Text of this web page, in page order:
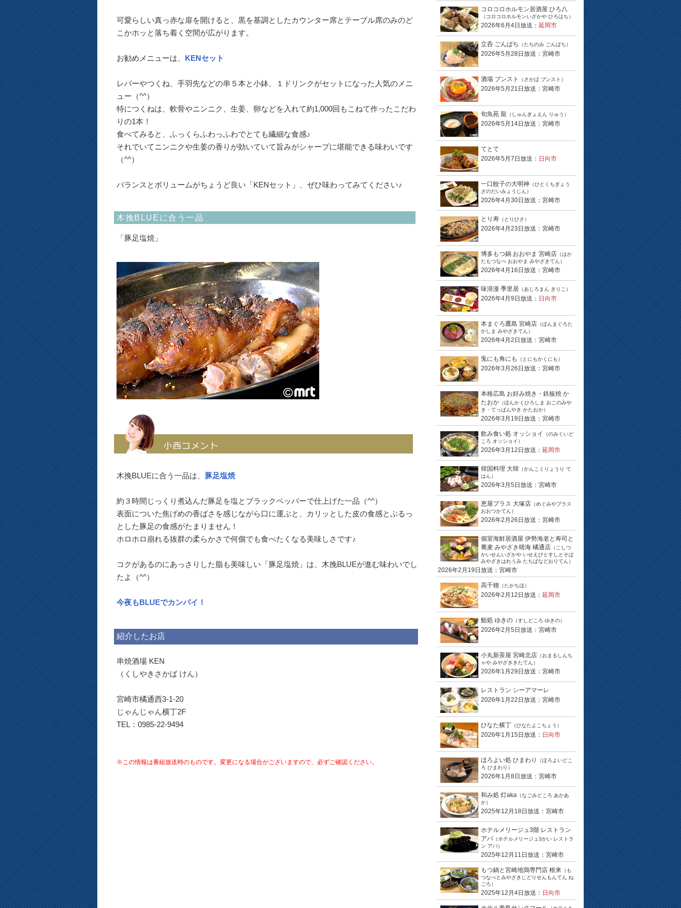
可愛らしい真っ赤な扉を開けると、黒を基調としたカウンター席とテーブル席のみのど
こかホッと落ち着く空間が広がります。
お勧めメニューは、 KENセット
レバーやつくね、手羽先などの串５本と小鉢、１ドリンクがセットになった人気のメニ
ュー（^^）
特につくねは、軟骨やニンニク、生姜、卵などを入れて約1,000回もこねて作ったこだわ
りの1本！
食べてみると、ふっくらふわっふわでとても繊細な食感♪
それでいてニンニクや生姜の香りが効いていて旨みがシャープに堪能できる味わいです
（^^）
バランスとボリュームがちょうど良い「KENセット」、ぜひ味わってみてください♪
木挽BLUEに合う一品
「豚足塩焼」
木挽BLUEに合う一品は、 豚足塩焼
約３時間じっくり煮込んだ豚足を塩とブラックペッパーで仕上げた一品（^^）
表面についた焦げめの香ばさを感じながら口に運ぶと、カリッとした皮の食感とぷるっ
とした豚足の食感がたまりません！
ホロホロ崩れる抜群の柔らかさで何個でも食べたくなる美味しさです♪
コクがあるのにあっさりした脂も美味しい「豚足塩焼」は、木挽BLUEが進む味わいでし
たよ（^^）
今夜もBLUEでカンパイ！
紹介したお店
串焼酒場 KEN
（くしやきさかば けん）
宮崎市橘通西3-1-20
じゃんじゃん横丁2F
TEL：0985-22-9494
※この情報は番組放送時のものです。変更になる場合がございますので、必ずご確認ください。
コロコロホルモン居酒屋 ひろ八
（コロコロホルモンいざかや ひろはち）
2026年6月4日放送： 延岡市
立呑 ごんぱち （たちのみ ごんぱち）
2026年5月28日放送：宮崎市
酒場 ブンスト （さかば ブンスト）
2026年5月21日放送：宮崎市
旬魚苑 龍 （しゅんぎょえん りゅう）
2026年5月14日放送：宮崎市
てとて
2026年5月7日放送： 日向市
一口餃子の大明神 （ひとくちぎょう
ざのだいみょうじん）
2026年4月30日放送：宮崎市
とり寿 （とりひさ）
2026年4月23日放送：宮崎市
博多もつ鍋 おおやま 宮崎店 （はか
たもつなべ おおやま みやざきてん）
2026年4月16日放送：宮崎市
味浪漫 季里居 （あじろまん きりこ）
2026年4月9日放送： 日向市
本まぐろ鷹島 宮崎店 （ほんまぐろた
かしま みやざきてん）
2026年4月2日放送：宮崎市
兎にも角にも （とにもかくにも）
2026年3月26日放送：宮崎市
本格広島 お好み焼き・鉄板焼 か
たおか （ほんかくひろしま おこのみや
き・てっぱんやき かたおか）
2026年3月19日放送：宮崎市
飲み食い処 オッショイ
（のみくいど
ころ オッショイ）
2026年3月12日放送： 延岡市
韓国料理 大韓 （かんこくりょうり て
はん）
2026年3月5日放送：宮崎市
恵屋プラス 大塚店 （めぐみやプラス
おおつかてん）
2026年2月26日放送：宮崎市
個室海鮮居酒屋 伊勢海老と寿司と
蕎麦 みやざき晴海 橘通店 （こしつ
かいせんいざかや いせえびとすしとそば
みやざきはれうみ たちばなどおりてん）
2026年2月19日放送：宮崎市
高千穂 （たかちほ）
2026年2月12日放送： 延岡市
鮨処 ゆきの （すしどころ ゆきの）
2026年2月5日放送：宮崎市
小丸新茶屋 宮崎北店 （おまるしんち
ゃや みやざききたてん）
2026年1月29日放送：宮崎市
レストラン シーアマーレ
2026年1月22日放送：宮崎市
ひなた横丁 （ひなたよこちょう）
2026年1月15日放送： 日向市
ほろよい処 ひまわり
（ほろよいどこ
ろ ひまわり）
2026年1月8日放送：宮崎市
和み処 灯aka （なごみどころ あかあ
か）
2025年12月18日放送：宮崎市
ホテルメリージュ3階 レストラン
アバ（ホテルメリージュ3かい レストラ
ン アバ）
2025年12月11日放送：宮崎市
もつ鍋と宮崎地鶏専門店 根来 （も
つなべとみやざきじどりせんもんてん ね
ごろ）
2025年12月4日放送： 日向市